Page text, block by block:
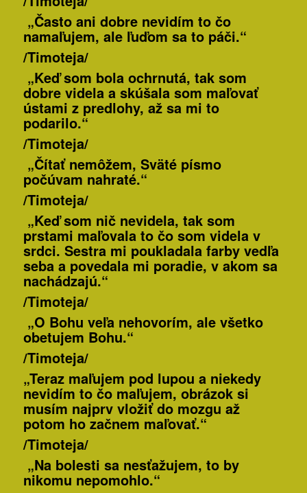
„Často ani dobre nevidím to čo
namaľujem, ale ľuďom sa to páči.“
/Timoteja/
„Keď som bola ochrnutá, tak som
dobre videla a skúšala som maľovať
ústami z predlohy, až sa mi to
podarilo.“
/Timoteja/
„Čítať nemôžem, Sväté písmo
počúvam nahraté.“
/Timoteja/
„Keď som nič nevidela, tak som
prstami maľovala to čo som videla v
srdci. Sestra mi poukladala farby vedľa
seba a povedala mi poradie, v akom sa
nachádzajú.“
/Timoteja/
„O Bohu veľa nehovorím, ale všetko
obetujem Bohu.“
/Timoteja/
„Teraz maľujem pod lupou a niekedy
nevidím to čo maľujem, obrázok si
musím najprv vložiť do mozgu až
potom ho začnem maľovať.“
/Timoteja/
„Na bolesti sa nesťažujem, to by
nikomu nepomohlo.“